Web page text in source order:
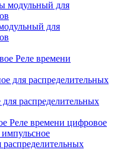
для
Реле времени
распределительных
Реле времени цифровое
импульсное